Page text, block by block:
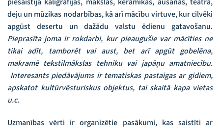
deju un mūzikas nodarbības, kā arī mācību virtuve, kur cilvēki
apgūst desertu un dažādu valstu ēdienu gatavošanu.
Pieprasīta joma ir rokdarbi, kur pieaugušie var mācīties ne
tikai adīt, tamborēt vai aust, bet arī apgūt gobelēna,
makramē tekstilmākslas tehniku vai japāņu amatniecību.
Interesants piedāvājums ir tematiskas pastaigas ar gidiem,
apskatot kultūrvēsturiskus objektus, tai skaitā kapa vietas
u.c.
Uzmanības vērti ir organizētie pasākumi, kas saistīti ar